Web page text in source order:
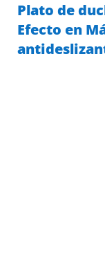
Plato de
Efecto en